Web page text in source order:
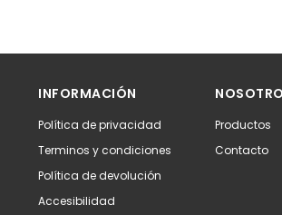
INFORMACIÓN
Política de privacidad
Terminos y condiciones
Política de devolución
Accesibilidad
Productos
Contacto